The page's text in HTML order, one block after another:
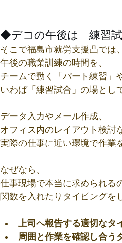
◆デコの午後は「練習
そこで福島市就労支援凸では、
午後の職業訓練の時間を、
チームで動く「パート練習」
いわば「練習試合」の場とし
データ入力やメール作成、
オフィス内のレイアウト検討
実際の仕事に近い環境で作業
なぜなら、
仕事現場で本当に求められる
関数を入れたりタイピングを
上司へ報告する適切なタ
周囲と作業を確認し合う